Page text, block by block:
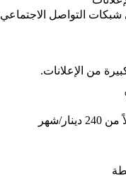
شبكات التواصل الاجتماعي
من الإعلانات.
دينار/شهر